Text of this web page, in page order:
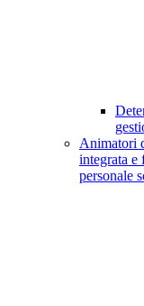
Animatori
integrata e
personale